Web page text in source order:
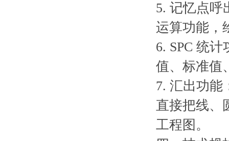
5. 记忆点呼
运算功能，
6. SPC 统计
值、标准值
7. 汇出功能
直接把线、
工程图。